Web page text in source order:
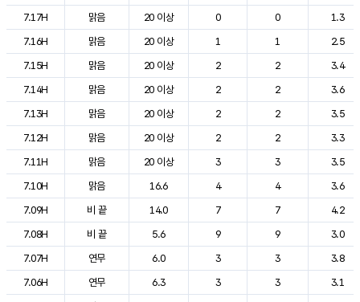
7.17H
맑음 20 이상 0 0
1.3
7.16H
맑음 20 이상 1 1
2.5
7.15H
맑음 20 이상 2 2
3.4
7.14H
맑음 20 이상 2 2
3.6
7.13H
맑음 20 이상 2 2
3.5
7.12H
맑음 20 이상 2 2
3.3
7.11H
맑음 20 이상 3 3
3.5
7.10H
맑음 16.6 4 4
3.6
7.09H
비 끝 14.0 7 7
4.2
7.08H
비 끝 5.6 9 9
3.0
7.07H
연무 6.0 3 3
3.8
7.06H
연무 6.3 3 3
3.1